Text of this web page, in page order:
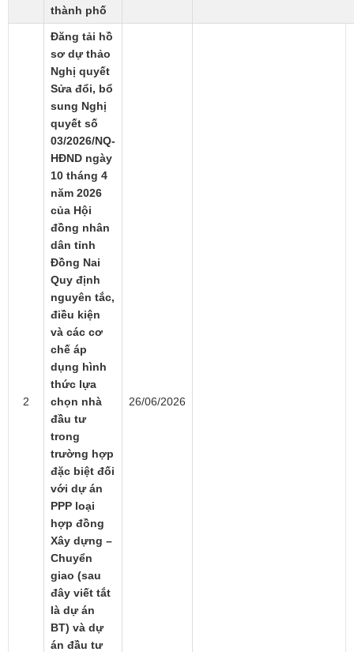
thành phố
2
Đăng tải hồ
sơ dự thảo
Nghị quyết
Sửa đổi, bổ
sung Nghị
quyết số
03/2026/NQ-
HĐND ngày
10 tháng 4
năm 2026
của Hội
đồng nhân
dân tỉnh
Đồng Nai
Quy định
nguyên tắc,
điều kiện
và các cơ
chế áp
dụng hình
thức lựa
chọn nhà
đầu tư
trong
trường hợp
đặc biệt đối
với dự án
PPP loại
hợp đồng
Xây dựng –
Chuyển
giao (sau
đây viết tắt
là dự án
BT) và dự
án đầu tư
26/06/2026